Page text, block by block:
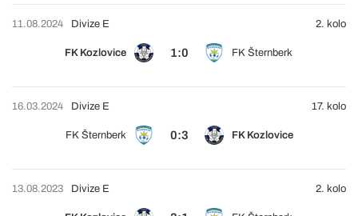
11.08.2024
FK Kozlovice 1:0 FK Šternberk
Divize E 2. kolo
16.03.2024
FK Šternberk 0:3 FK Kozlovice
Divize E 17. kolo
13.08.2023 Divize E 2. kolo